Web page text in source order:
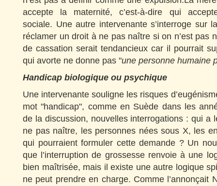
accepte la maternité, c’est-à-dire qui
sociale. Une autre intervenante s’interroge sur
réclamer un droit à ne pas naître si on n’est pas
de cassation serait tendancieux car il pourrait
qui avorte ne donne pas "une personne humaine
Handicap biologique ou psychique
Une intervenante souligne les risques
mot "handicap", comme en Suède dans les
de la discussion, nouvelles interrogations : qui a
ne pas naître, les personnes nées sous X, les
qui pourraient formuler cette demande ? Un
que l’interruption de grossesse renvoie à une
bien maîtrisée, mais il existe une autre logique
ne peut prendre en charge. Comme l’annonçait